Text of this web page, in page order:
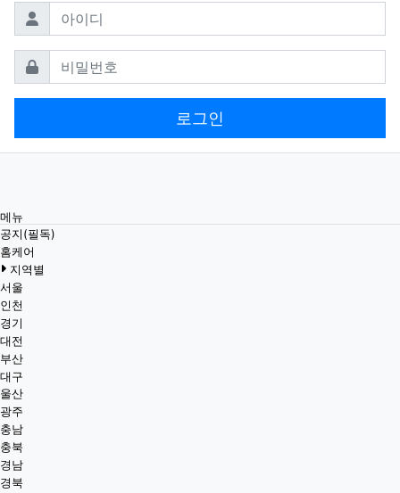
아이디
비밀번호
로그인
메뉴
공지(필독)
홈케어
지역별
서울
인천
경기
대전
부산
대구
울산
광주
충남
충북
경남
경북